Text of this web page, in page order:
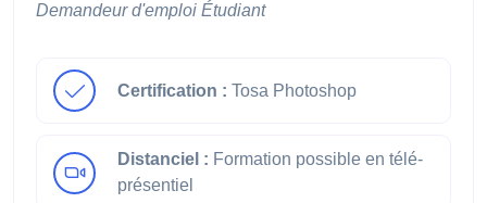
Demandeur d'emploi Étudiant
Certification : Tosa Photoshop
Distanciel : Formation possible en télé-
présentiel